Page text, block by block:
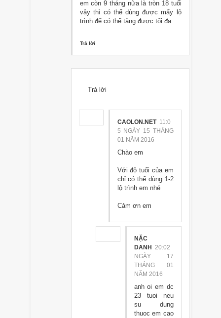
em còn 9 tháng nữa là tròn 18 tuổi
vậy thì có thể dùng được mấy lộ
trình để có thể tăng được tối đa
Trả lời
Trả lời
CAOLON.NET 11:0
5 NGÀY 15 THÁNG
01 NĂM 2016
Chào em
Với độ tuổi của em
chỉ có thể dùng 1-2
lộ trình em nhé
Cảm ơn em
NẶC
DANH 20:02
NGÀY 17
THÁNG 01
NĂM 2016
anh oi em dc
23 tuoi neu
su dung
thuoc em cao